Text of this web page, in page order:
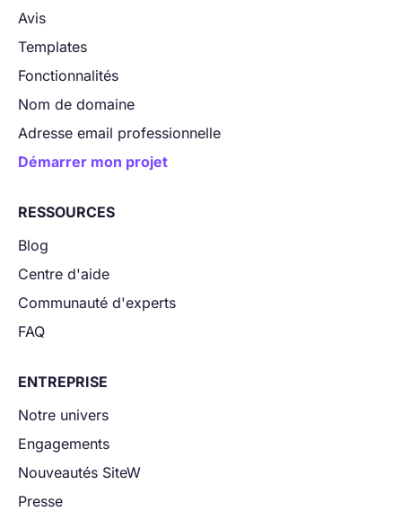
Avis
Templates
Fonctionnalités
Nom de domaine
Adresse email professionnelle
Démarrer mon projet
RESSOURCES
Blog
Centre d'aide
Communauté d'experts
FAQ
ENTREPRISE
Notre univers
Engagements
Nouveautés SiteW
Presse